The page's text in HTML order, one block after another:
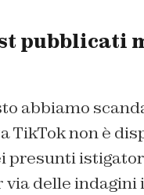
pubblicati
abbiamo
non è
presunti
delle indagini